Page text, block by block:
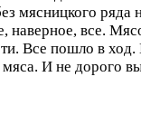
мясницкого ряда
наверное, все.
Все пошло в
мяса. И не дорого